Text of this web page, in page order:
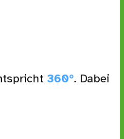
360°. Dabei